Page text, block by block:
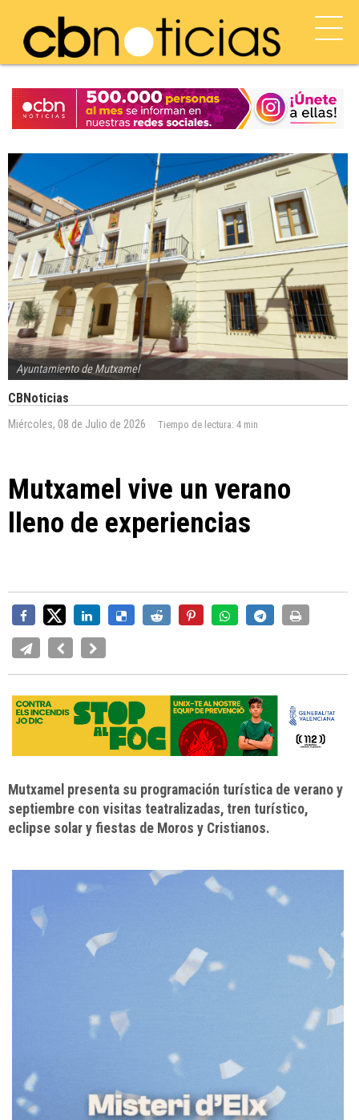
Ayuntamiento de Mutxamel
CBNoticias
Miércoles, 08 de Julio de 2026 Tiempo de lectura: 4 min
Mutxamel vive un verano
lleno de experiencias
Mutxamel presenta su programación turística de verano y
septiembre con visitas teatralizadas, tren turístico,
eclipse solar y fiestas de Moros y Cristianos.